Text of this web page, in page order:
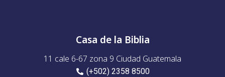
Casa de la Biblia
11 cale 6-67 zona 9 Ciudad Guatemala
(+502) 2358 8500